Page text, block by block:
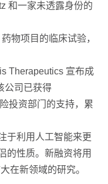
和一家未透露身份的
物项目的临床试验，
Therapeutics 宣布成
公司已获得
投资部门的支持，累
于利用人工智能来更
的性质。新融资将用
在新领域的研究。